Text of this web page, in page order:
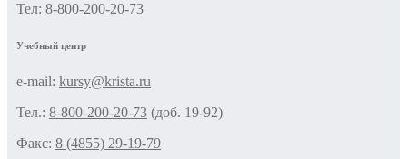
Тел: 8-800-200-20-73
Учебный центр
e-mail: kursy@krista.ru
Тел.: 8-800-200-20-73 (доб. 19-92)
Факс: 8 (4855) 29-19-79